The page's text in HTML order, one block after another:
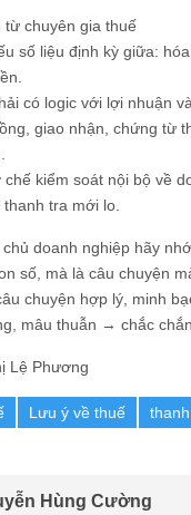
từ chuyên gia thuế
số liệu định kỳ giữa:
có logic với lợi nhuận
giao nhận, chứng từ
kiểm soát nội bộ về
tra mới lo.
doanh nghiệp hãy
số, mà là câu chuyện
chuyện hợp lý, minh
mâu thuẫn → chắc
Lệ Phương
Lưu ý về thuế
Hùng Cường